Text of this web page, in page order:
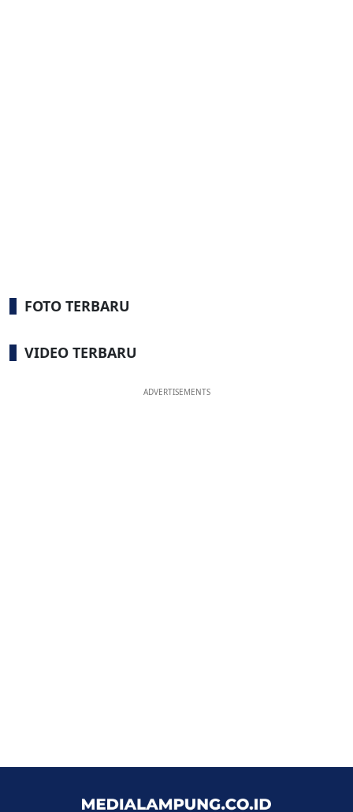
FOTO TERBARU
VIDEO TERBARU
ADVERTISEMENTS